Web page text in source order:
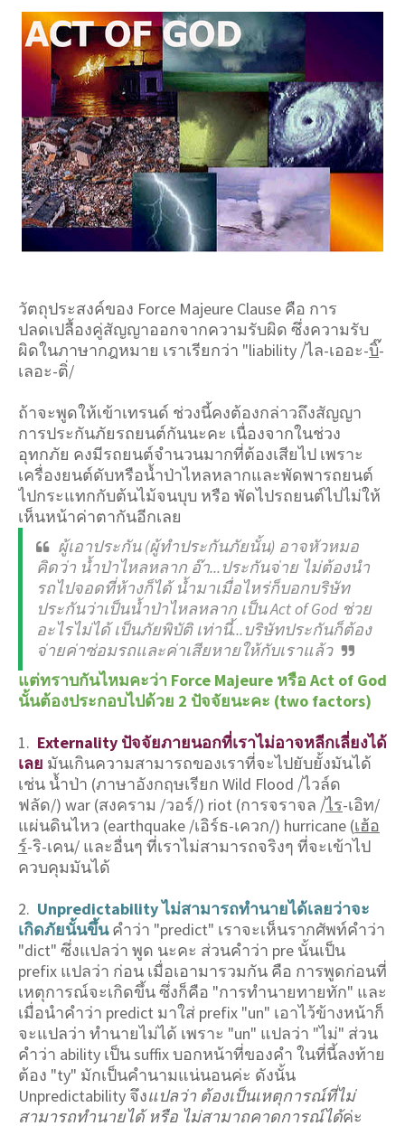
วัตถุประสงค์ของ Force Majeure Clause คือ การ
ปลดเปลื้องคู่สัญญาออกจากความรับผิด ซึ่งความรับ
ผิดในภาษากฎหมาย เราเรียกว่า "liability /ไล-เออะ-บิ๊-
เลอะ-ติ่/
ถ้าจะพูดให้เข้าเทรนด์ ช่วงนี้คงต้องกล่าวถึงสัญญา
การประกันภัยรถยนต์กันนะคะ เนื่องจากในช่วง
อุทกภัย คงมีรถยนต์จำนวนมากที่ต้องเสียไป เพราะ
เครื่องยนต์ดับหรือน้ำป่าไหลหลากและพัดพารถยนต์
ไปกระแทกกับต้นไม้จนบุบ หรือ พัดไปรถยนต์ไปไม่ให้
เห็นหน้าค่าตากันอีกเลย
ผู้เอาประกัน (ผู้ทำประกันภัยนั้น) อาจหัวหมอ
คิดว่า น้ำป่าไหลหลาก อ๊า...ประกันจ่าย ไม่ต้องนำ
รถไปจอดที่ห้างก็ได้ น้ำมาเมื่อไหร่ก็บอกบริษัท
ประกันว่าเป็นน้ำป่าไหลหลาก เป็น Act of God ช่วย
อะไรไม่ได้ เป็นภัยพิบัติ เท่านี้...บริษัทประกันก็ต้อง
จ่ายค่าซ่อมรถและค่าเสียหายให้กับเราแล้ว
แต่ทราบกันไหมคะว่า Force Majeure หรือ Act of God
นั้นต้องประกอบไปด้วย 2 ปัจจัยนะคะ (two factors)
1. Externality ปัจจัยภายนอกที่เราไม่อาจหลีกเลี่ยงได้
เลย มันเกินความสามารถของเราที่จะไปยับยั้งมันได้
เช่น น้ำป่า (ภาษาอังกฤษเรียก Wild Flood /ไวล์ด
ฟลัด/) war (สงคราม /วอร์/) riot (การจราจล /ไร-เอิท/
แผ่นดินไหว (earthquake /เอิร์ธ-เควก/) hurricane (เฮ้อ
ร์-ริ-เคน/ และอื่นๆ ที่เราไม่สามารถจริงๆ ที่จะเข้าไป
ควบคุมมันได้
2. Unpredictability ไม่สามารถทำนายได้เลยว่าจะ
เกิดภัยนั้นขึ้นคำว่า "predict" เราจะเห็นรากศัพท์คำว่า
"dict" ซึ่งแปลว่า พูด นะคะ ส่วนคำว่า pre นั้นเป็น
prefix แปลว่า ก่อน เมื่อเอามารวมกัน คือ การพูดก่อนที่
เหตุการณ์จะเกิดขึ้น ซึ่งก็คือ "การทำนายทายทัก" และ
เมื่อนำคำว่า predict มาใส่ prefix "un" เอาไว้ข้างหน้าก็
จะแปลว่า ทำนายไม่ได้ เพราะ "un" แปลว่า "ไม่" ส่วน
คำว่า ability เป็น suffix บอกหน้าที่ของคำ ในที่นี้ลงท้าย
ต้อง "ty" มักเป็นคำนามแน่นอนค่ะ ดังนั้น
Unpredictability จึงแปลว่า ต้องเป็นเหตุการณ์ที่ไม่
สามารถทำนายได้ หรือ ไม่สามาถคาดการณ์ได้ค่ะ